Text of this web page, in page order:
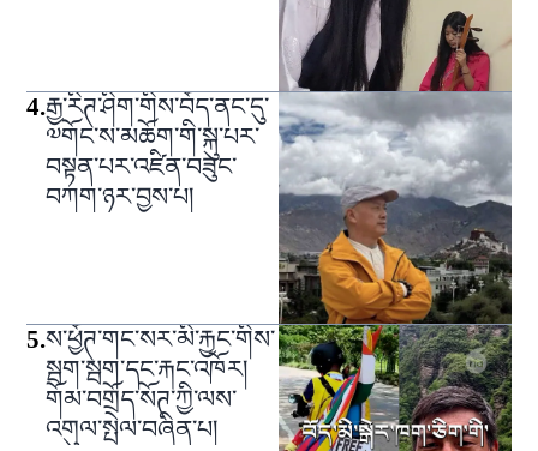
4.རྒྱ་རིཊ་ཤིག་གིས་བོད་ནང་དུ་
༧གོང་ས་མཆོག་གི་སྐུ་པར་
བསྟན་པར་འཛིན་བཟུང་
བཀག་ཉར་བྱས་པ།
5.ས་ཕྱོཊ་གང་སར་མི་རྐྱང་གིས་
སྦག་སྦག་དང་རྐང་འཁོར།
གོམ་བགྲོད་སོཊ་ཀྱི་ལས་
འགུལ་སྤེལ་བཞིན་པ།